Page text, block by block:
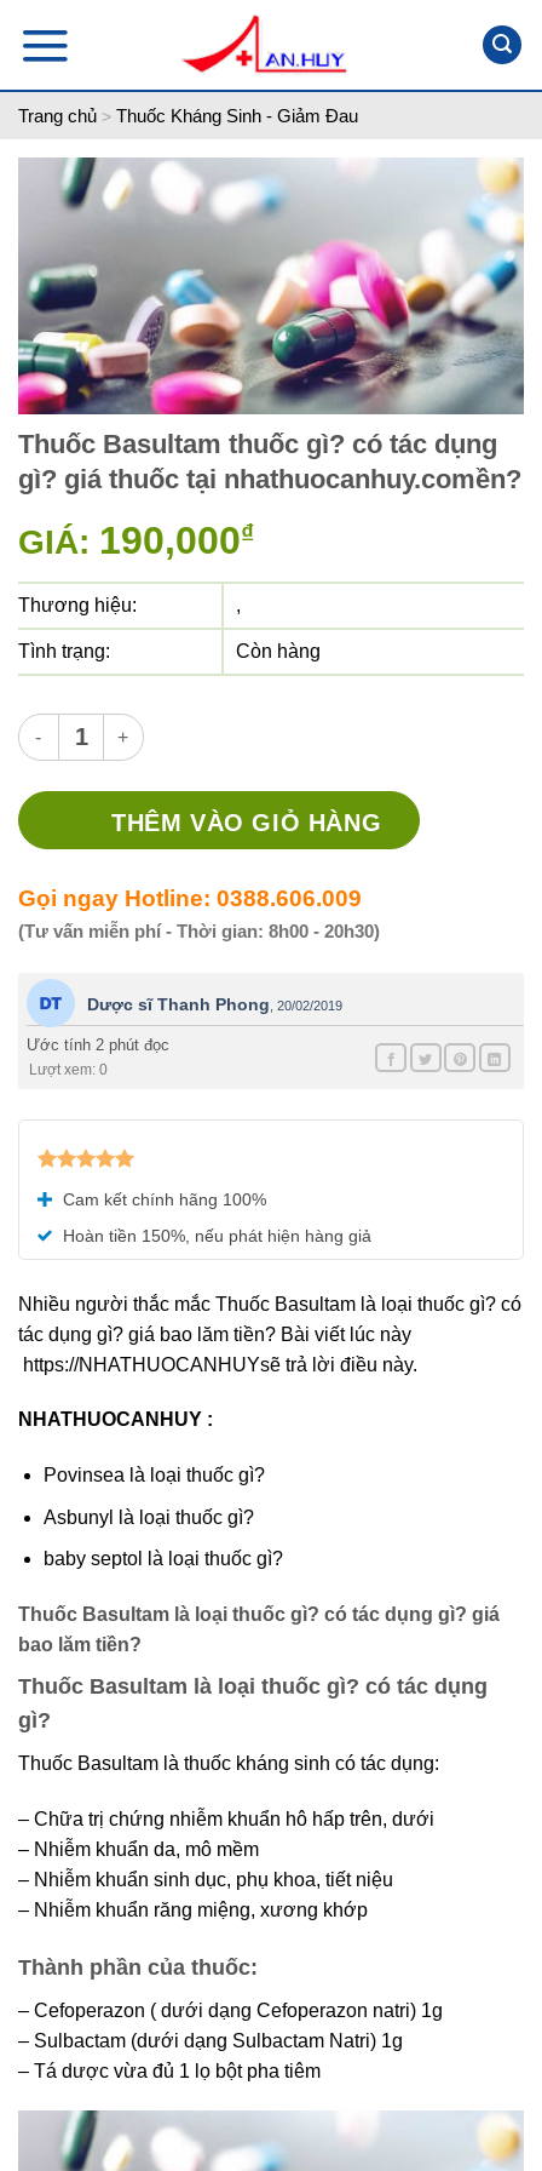
Trang chủ > Thuốc Kháng Sinh - Giảm Đau
Thuốc Basultam thuốc gì? có tác dụng
gì? giá thuốc tại nhathuocanhuy.comền?
GIÁ: 190,000₫
Thương hiệu: ,
Tình trạng: Còn hàng
Thuốc Basultam thuốc gì? có tác dụng gì? giá thuốc tại
THÊM VÀO GIỎ HÀNG
Gọi ngay Hotline: 0388.606.009
(Tư vấn miễn phí - Thời gian: 8h00 - 20h30)
Dược sĩ Thanh Phong 20/02/2019
Ước tính 2 phút đọc
Lượt xem: 0
hạng5.00
5 sao
Cam kết chính hãng 100%
Hoàn tiền 150%, nếu phát hiện hàng giả
Nhiều người thắc mắc Thuốc Basultam là loại thuốc gì? có
tác dụng gì? giá bao lăm tiền? Bài viết lúc này
https://NHATHUOCANHUYsẽ trả lời điều này.
NHATHUOCANHUY :
Povinsea là loại thuốc gì?
Asbunyl là loại thuốc gì?
baby septol là loại thuốc gì?
Thuốc Basultam là loại thuốc gì? có tác dụng gì? giá
bao lăm tiền?
Thuốc Basultam là loại thuốc gì? có tác dụng
gì?
Thuốc Basultam là thuốc kháng sinh có tác dụng:
– Chữa trị chứng nhiễm khuẩn hô hấp trên, dưới
– Nhiễm khuẩn da, mô mềm
– Nhiễm khuẩn sinh dục, phụ khoa, tiết niệu
– Nhiễm khuẩn răng miệng, xương khớp
Thành phần của thuốc:
– Cefoperazon ( dưới dạng Cefoperazon natri) 1g
– Sulbactam (dưới dạng Sulbactam Natri) 1g
– Tá dược vừa đủ 1 lọ bột pha tiêm